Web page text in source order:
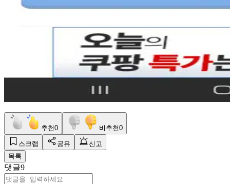
추천0 비추천0
스크랩 공유
신고
목록
댓글9